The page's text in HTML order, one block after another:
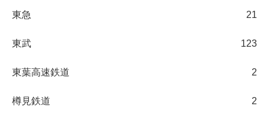
東急 21
東武 123
東葉高速鉄道 2
樽見鉄道 2